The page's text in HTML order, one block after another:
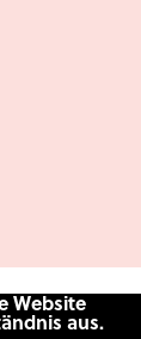
Website
aus.